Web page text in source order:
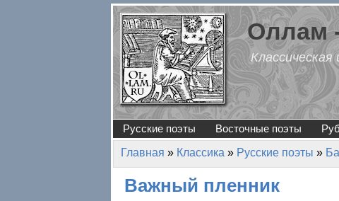
Перейти к основному содержанию
Оллам
Классическая
Русские поэты Восточные поэты
Вы здесь
Главная » Классика » Русские поэты »
Важный пленник